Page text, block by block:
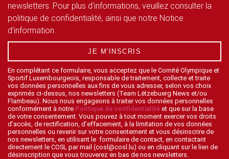
newsletters. Pour plus d'informations, veuillez consulter la
politique de confidentialité, ainsi que notre Notice
d'information.
JE M'INSCRIS
En complétant ce formulaire, vous acceptez que le Comité Olympique et
Sportif Luxembourgeois, responsable de traitement, collecte et traite
vos données personnelles aux fins de vous adresser, selon vos choix
exprimés ci-dessus, nos newsletters (Team Lëtzebuerg News et/ou
Flambeau). Nous nous engageons à traiter vos données personnelles
conformément à notre Politique de confidentialité et que sur la base
de votre consentement. Vous pouvez à tout moment exercer vos droits
d’accès, de rectification, d’effacement, à la limitation de vos données
personnelles ou revenir sur votre consentement et vous désinscrire de
nos newsletters, en utilisant le formulaire de contact, en contactant
directement le COSL par mail (cosl@cosl.lu) ou en cliquant sur le lien de
désinscription que vous trouverez en bas de nos newsletters.